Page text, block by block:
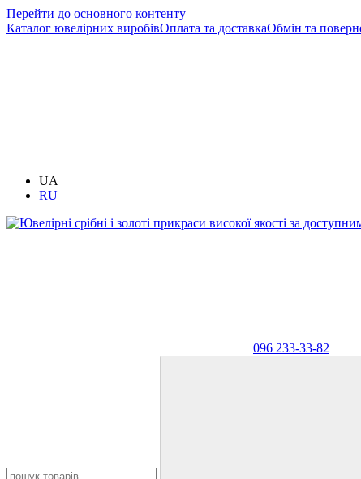
Перейти до основного контенту
Каталог ювелірних виробівОплата та доставкаОбмін та
UA
RU
096 233-33-82